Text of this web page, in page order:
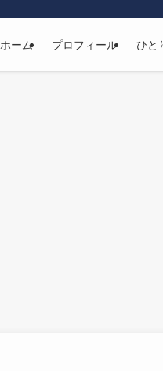
ホーム プロフィール ひと